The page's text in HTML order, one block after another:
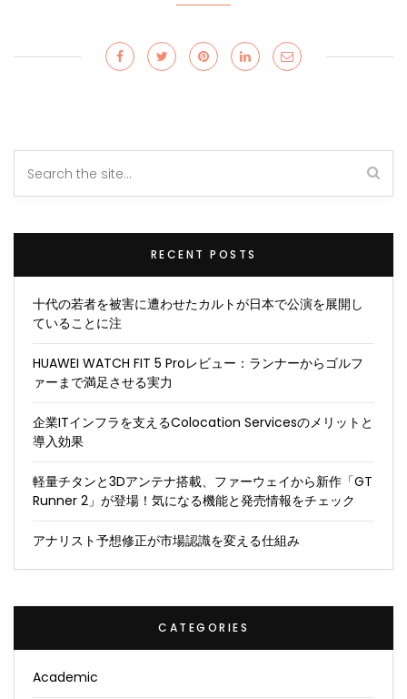
RECENT POSTS
十代の若者を被害に遭わせたカルトが日本で公演を展開し
ていることに注
HUAWEI WATCH FIT 5 Proレビュー：ランナーからゴルフ
ァーまで満足させる実力
企業ITインフラを支えるColocation Servicesのメリットと
導入効果
軽量チタンと3Dアンテナ搭載、ファーウェイから新作「GT
Runner 2」が登場！気になる機能と発売情報をチェック
アナリスト予想修正が市場認識を変える仕組み
CATEGORIES
Academic